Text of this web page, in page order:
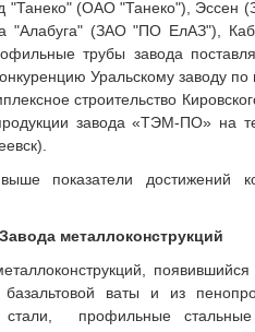
(ОАО "Танеко"), Эссен
"Алабуга" (ЗАО "ПО ЕлАЗ"),
трубы завода
Уральскому заводу по
строительство
завода «ТЭМ-ПО» на
показатели достижений
металлоконструкций
ваты и из
стали, профильные